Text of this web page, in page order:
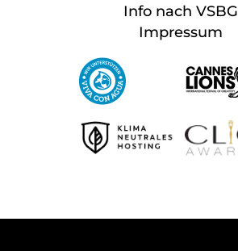
Info nach VSBG
Impressum